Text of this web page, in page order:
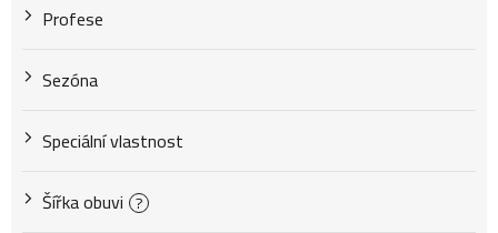
Profese
Sezóna
Speciální vlastnost
Šířka obuvi ?